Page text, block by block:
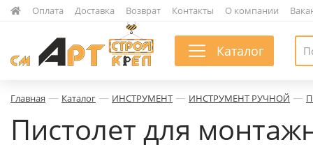
Оплата Доставка Возврат Контакты О компании
Каталог
Главная — Каталог — ИНСТРУМЕНТ — ИНСТРУМЕНТ РУЧНОЙ —
Пистолет для